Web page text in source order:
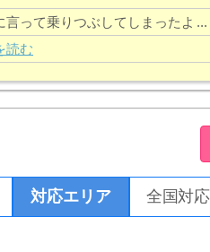
言って乗りつぶしてしまったよ ...
読む
対応エリア 全国対応